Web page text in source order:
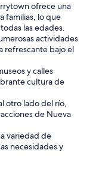
ofrece una
familias, lo que
las edades.
actividades
refrescante bajo el
y calles
cultura de
otro lado del río,
de Nueva
variedad de
necesidades y